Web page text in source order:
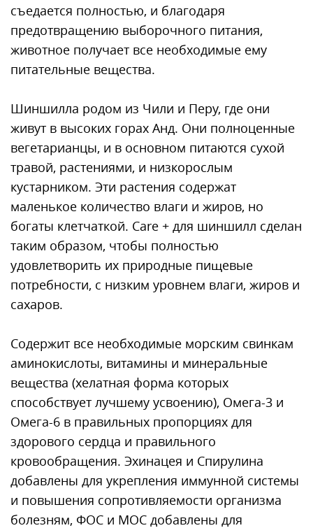
съедается полностью, и благодаря
предотвращению выборочного питания,
животное получает все необходимые ему
питательные вещества.
Шиншилла родом из Чили и Перу, где они
живут в высоких горах Анд. Они полноценные
вегетарианцы, и в основном питаются сухой
травой, растениями, и низкорослым
кустарником. Эти растения содержат
маленькое количество влаги и жиров, но
богаты клетчаткой. Care + для шиншилл сделан
таким образом, чтобы полностью
удовлетворить их природные пищевые
потребности, с низким уровнем влаги, жиров и
сахаров.
Содержит все необходимые морским свинкам
аминокислоты, витамины и минеральные
вещества (хелатная форма которых
способствует лучшему усвоению), Омега-3 и
Омега-6 в правильных пропорциях для
здорового сердца и правильного
кровообращения. Эхинацея и Спирулина
добавлены для укрепления иммунной системы
и повышения сопротивляемости организма
болезням, ФОС и МОС добавлены для